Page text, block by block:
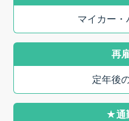
マイカー
再
定年後
★通